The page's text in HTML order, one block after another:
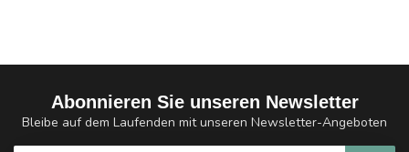
Abonnieren Sie unseren Newsletter
Bleibe auf dem Laufenden mit unseren Newsletter-Angeboten